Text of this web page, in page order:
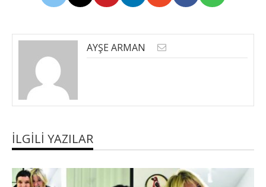
AYŞE ARMAN
İLGILI YAZILAR